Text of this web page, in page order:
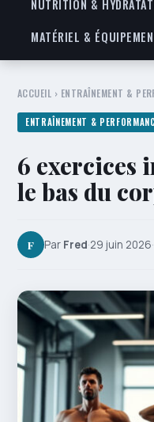
NUTRITION &
MATÉRIEL &
ACCUEIL › ENTRAÎNEMENT &
ENTRAÎNEMENT &
6 exercices
le bas du
F Par Fred·29 juin 2026·